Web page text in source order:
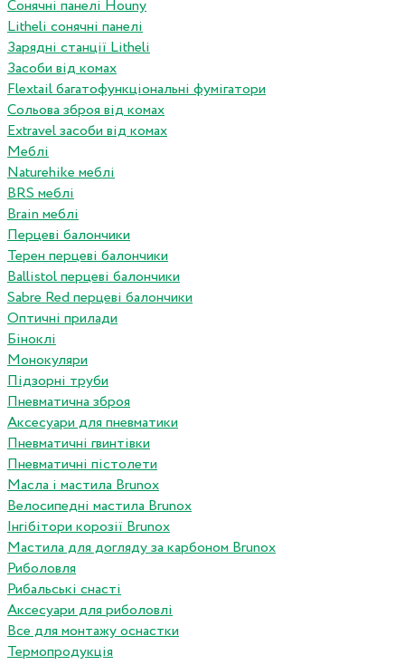
Сонячні панелі Houny
Litheli сонячні панелі
Зарядні станції Litheli
Засоби від комах
Flextail багатофункціональні фумігатори
Сольова зброя від комах
Extravel засоби від комах
Меблі
Naturehike меблі
BRS меблі
Brain меблі
Перцеві балончики
Терен перцеві балончики
Ballistol перцеві балончики
Sabre Red перцеві балончики
Оптичні прилади
Біноклі
Монокуляри
Підзорні труби
Пневматична зброя
Аксесуари для пневматики
Пневматичні гвинтівки
Пневматичні пістолети
Масла і мастила Brunox
Велосипедні мастила Brunox
Інгібітори корозії Brunox
Мастила для догляду за карбоном Brunox
Риболовля
Рибальські снасті
Аксесуари для риболовлі
Все для монтажу оснастки
Термопродукція